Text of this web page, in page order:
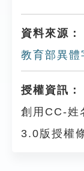
資料來源：
教育部異體
授權資訊：
創用CC-姓
3.0版授權